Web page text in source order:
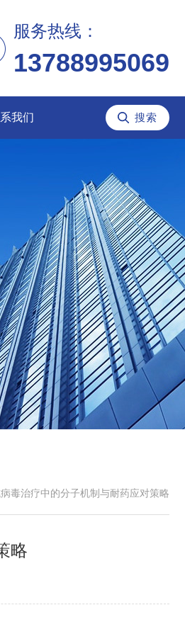
服务热线：
13788995069
我们
毒治疗中的分子机制与耐药应对策略
略